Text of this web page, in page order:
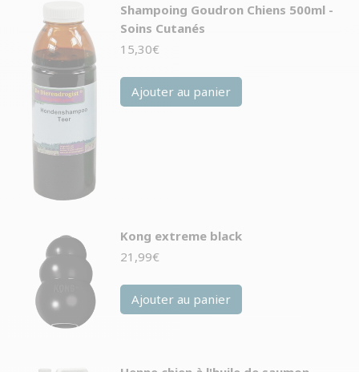
Shampoing Goudron Chiens 500ml -
Soins Cutanés
15,30€
Ajouter au panier
Kong extreme black
21,99€
Ajouter au panier